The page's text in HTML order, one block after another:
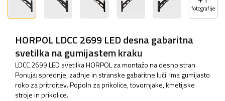
fotografije
HORPOL LDCC 2699 LED desna gabaritna
svetilka na gumijastem kraku
LDCC 2699 LED svetilka HORPOL za montažo na desno stran.
Ponuja: sprednje, zadnje in stranske gabaritne luči. Ima gumijasto
roko za pritrditev. Popoln za prikolice, tovornjake, kmetijske
stroje in prikolice.